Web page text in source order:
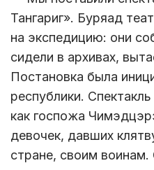
Тангариг». Буряад
на экспедицию: они
сидели в архивах,
Постановка была
республики.
как госпожа
девочек, давших
стране, своим